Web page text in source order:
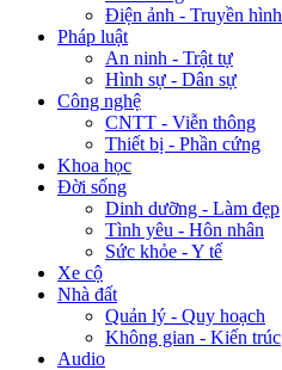
Điện ảnh - Truyền hình
Pháp luật
An ninh - Trật tự
Hình sự - Dân sự
Công nghệ
CNTT - Viễn thông
Thiết bị - Phần cứng
Khoa học
Đời sống
Dinh dưỡng - Làm đẹp
Tình yêu - Hôn nhân
Sức khỏe - Y tế
Xe cộ
Nhà đất
Quản lý - Quy hoạch
Không gian - Kiến trúc
Audio